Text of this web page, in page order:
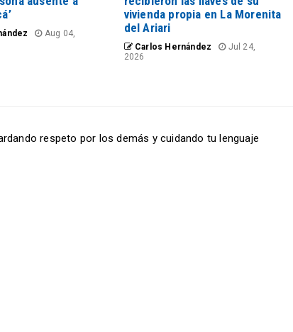
Aug 04,
vivienda propia en La Morenita
del Ariari
Carlos Hernández
Jul 24,
2026
respeto por los demás y cuidando tu lenguaje